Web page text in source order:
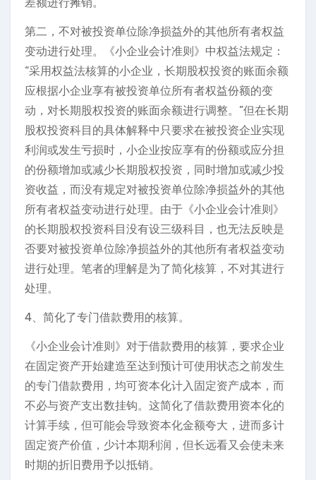
第二，不对被投资单位除净损益外的其他所有者权益
变动进行处理。《小企业会计准则》中权益法规定：
“采用权益法核算的小企业，长期股权投资的账面余额
应根据小企业享有被投资单位所有者权益份额的变
动，对长期股权投资的账面余额进行调整。”但在长期
股权投资科目的具体解释中只要求在被投资企业实现
利润或发生亏损时，小企业按应享有的份额或应分担
的份额增加或减少长期股权投资，同时增加或减少投
资收益，而没有规定对被投资单位除净损益外的其他
所有者权益变动进行处理。由于《小企业会计准则》
的长期股权投资科目没有设三级科目，也无法反映是
否要对被投资单位除净损益外的其他所有者权益变动
进行处理。笔者的理解是为了简化核算，不对其进行
处理。
4、简化了专门借款费用的核算。
《小企业会计准则》对于借款费用的核算，要求企业
在固定资产开始建造至达到预计可使用状态之前发生
的专门借款费用，均可资本化计入固定资产成本，而
不必与资产支出数挂钩。这简化了借款费用资本化的
计算手续，但可能会导致资本化金额夸大，进而多计
固定资产价值，少计本期利润，但长远看又会使未来
时期的折旧费用予以抵销。